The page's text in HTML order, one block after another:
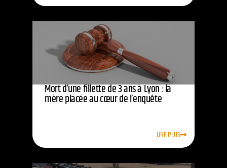
Mort d’une fillette de 3 ans à Lyon : la
mère placée au cœur de l’enquête
LIRE PLUS